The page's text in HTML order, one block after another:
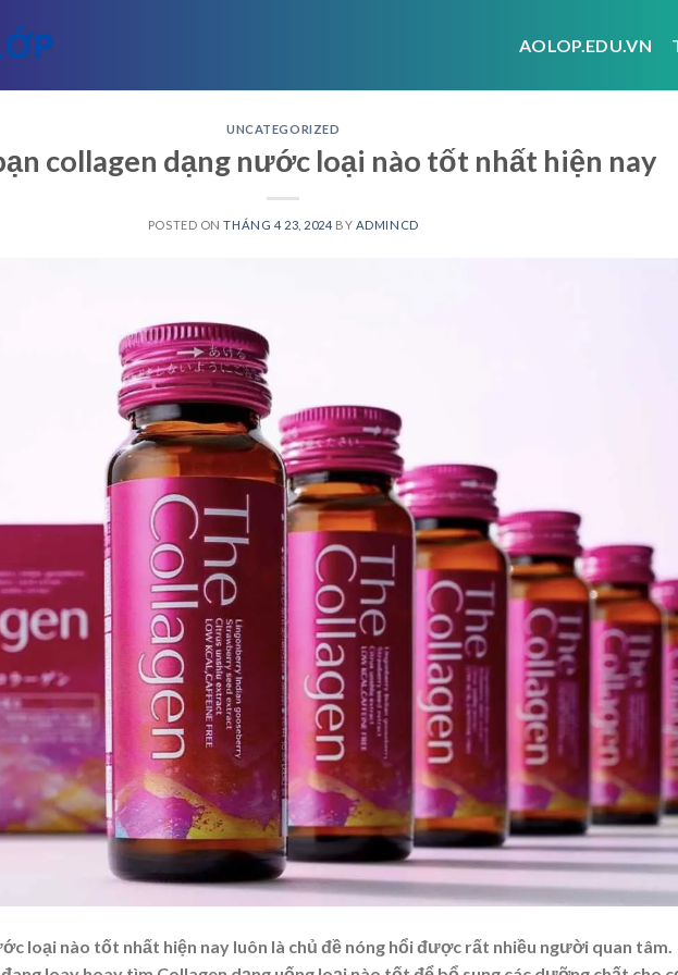
AOLOP.EDU.VN
UNCATEGORIZED
collagen dạng nước loại nào tốt nhất hiện nay
POSTED ONTHÁNG 4 23, 2024 BY ADMINCD
loại nào tốt nhất hiện nay luôn là chủ đề nóng hổi được rất nhiều người quan tâm.